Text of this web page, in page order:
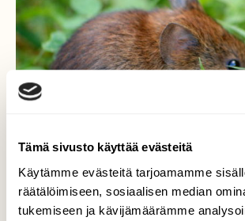
Tämä sivusto käyttää evästeitä
Käytämme evästeitä tarjoamamme
räätälöimiseen, sosiaalisen median
tukemiseen ja kävijämäärämme